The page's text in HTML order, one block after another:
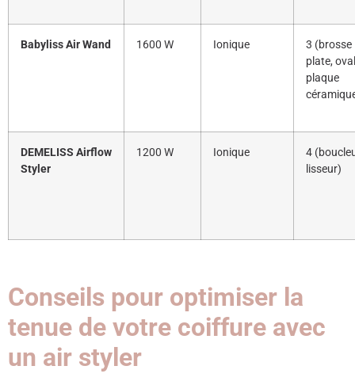
Babyliss Air Wand 1600 W Ionique
3 (brosse
plate,
plaque
DEMELISS Airflow
Styler
1200 W Ionique
4
lisseur)
Conseils pour optimiser la
tenue de votre coiffure avec
un air styler